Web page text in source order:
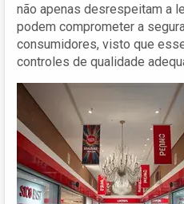
não apenas desrespeitam a
podem comprometer a
consumidores, visto que
controles de qualidade